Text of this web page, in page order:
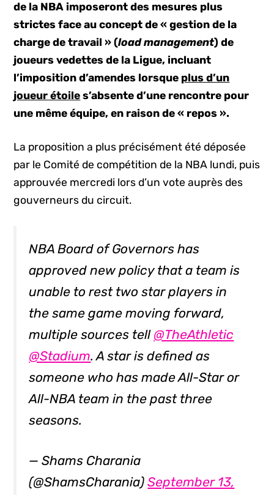
de la NBA imposeront des mesures plus
strictes face au concept de « gestion de la
charge de travail » (load management) de
joueurs vedettes de la Ligue, incluant
l’imposition d’amendes lorsque plus d’un
joueur étoile s’absente d’une rencontre pour
une même équipe, en raison de « repos ».
La proposition a plus précisément été déposée
par le Comité de compétition de la NBA lundi, puis
approuvée mercredi lors d’un vote auprès des
gouverneurs du circuit.
NBA Board of Governors has
approved new policy that a team is
unable to rest two star players in
the same game moving forward,
multiple sources tell @TheAthletic
@Stadium. A star is defined as
someone who has made All-Star or
All-NBA team in the past three
seasons.
— Shams Charania
(@ShamsCharania)September 13,